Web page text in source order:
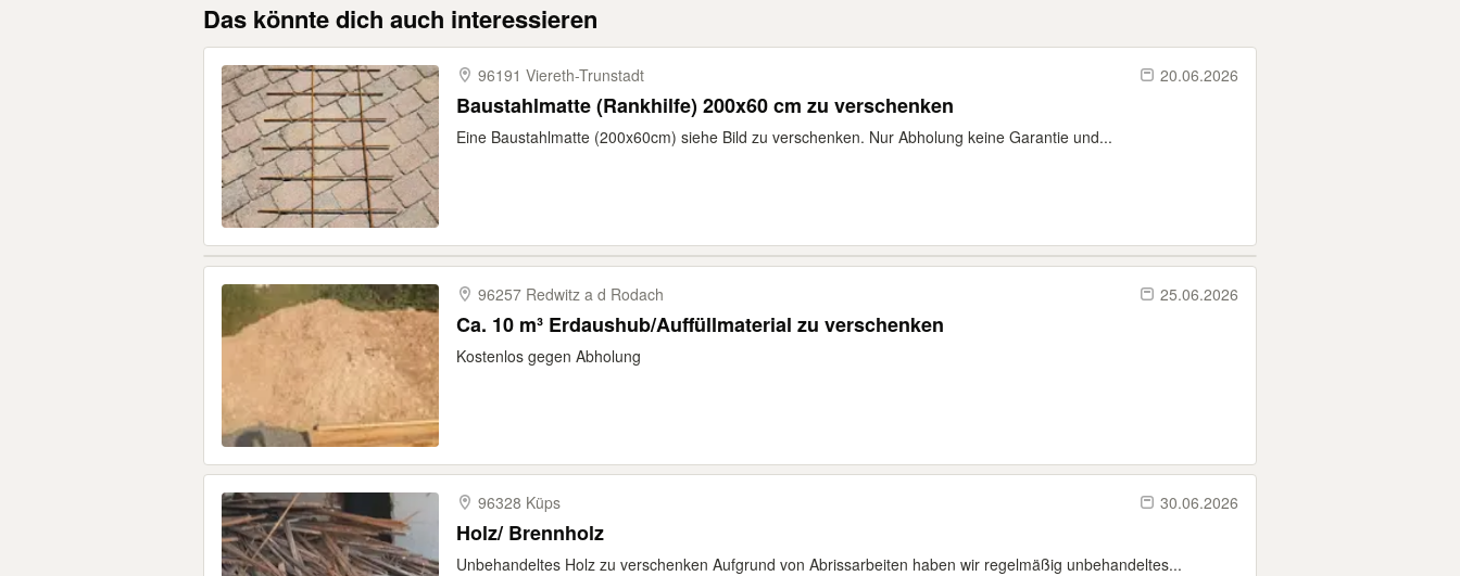
Das könnte dich auch interessieren
96191 Viereth-​Trunstadt 20.06.2026
Baustahlmatte (Rankhilfe) 200x60 cm zu verschenken
Eine Baustahlmatte (200x60cm) siehe Bild zu verschenken. Nur Abholung keine Garantie und...
96257 Redwitz a d Rodach 25.06.2026
Ca. 10 m³ Erdaushub/Auffüllmaterial zu verschenken
Kostenlos gegen Abholung
96328 Küps 30.06.2026
Holz/ Brennholz
Unbehandeltes Holz zu verschenken Aufgrund von Abrissarbeiten haben wir regelmäßig unbehandeltes...